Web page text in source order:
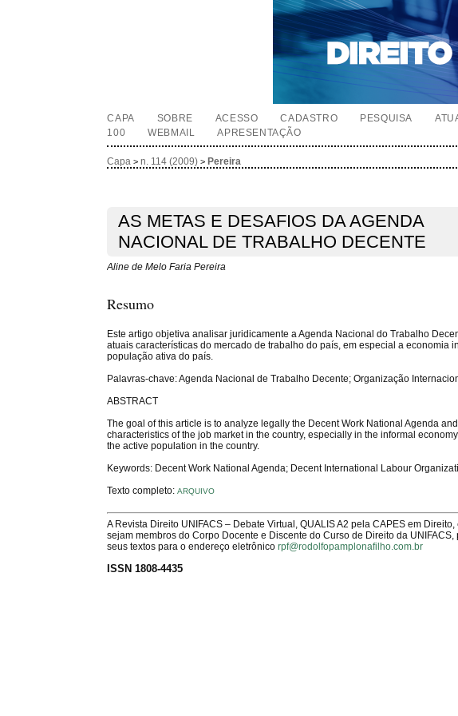
CAPA SOBRE ACESSO CADASTRO PESQUISA
100
WEBMAIL APRESENTAÇÃO
Capa >n. 114 (2009) > Pereira
AS METAS E DESAFIOS DA AGENDA
NACIONAL DE TRABALHO DECENTE
Aline de Melo Faria Pereira
Resumo
Este artigo objetiva analisar juridicamente a Agenda Nacional do Trabalho
atuais características do mercado de trabalho do país, em especial a economia
população ativa do país.
Palavras-chave: Agenda Nacional de Trabalho Decente; Organização
ABSTRACT
The goal of this article is to analyze legally the Decent Work National Agenda
characteristics of the job market in the country, especially in the informal
the active population in the country.
Keywords: Decent Work National Agenda; Decent International Labour
Texto completo:ARQUIVO
A Revista Direito UNIFACS – Debate Virtual, QUALIS A2 pela CAPES em
sejam membros do Corpo Docente e Discente do Curso de Direito da
seus textos para o endereço eletrônicorpf@rodolfopamplonafilho.com.br
ISSN 1808-4435